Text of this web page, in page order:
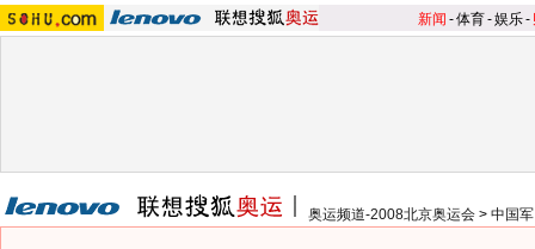
新闻 -体育-娱乐-
奥运频道-2008北京奥运会 > 中国